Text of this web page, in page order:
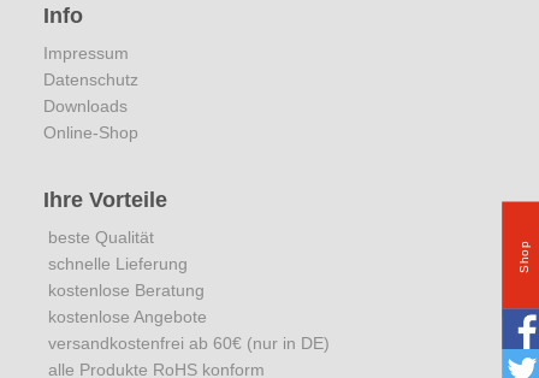
Info
Impressum
Datenschutz
Downloads
Online-Shop
Ihre Vorteile
beste Qualität
schnelle Lieferung
kostenlose Beratung
kostenlose Angebote
versandkostenfrei ab 60€ (nur in DE)
alle Produkte RoHS konform
Shop